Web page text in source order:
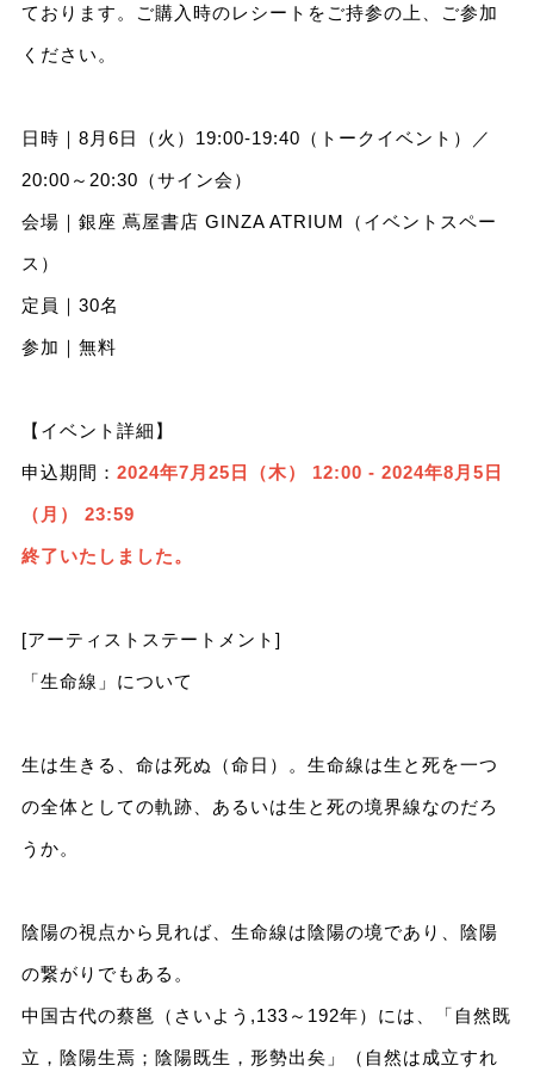
ております。ご購入時のレシートをご持参の上、ご参加
ください。
日時｜8月6日（火）19:00-19:40（トークイベント）／
20:00～20:30（サイン会）
会場｜銀座 蔦屋書店 GINZA ATRIUM（イベントスペー
ス）
定員｜30名
参加｜無料
【イベント詳細】
申込期間： 2024年7月25日（木） 12:00 - 2024年8月5日
（月） 23:59
終了いたしました。
[アーティストステートメント]
「生命線」について
生は生きる、命は死ぬ（命日）。生命線は生と死を一つ
の全体としての軌跡、あるいは生と死の境界線なのだろ
うか。
陰陽の視点から見れば、生命線は陰陽の境であり、陰陽
の繋がりでもある。
中国古代の蔡邕（さいよう,133～192年）には、「自然既
立，陰陽生焉；陰陽既生，形勢出矣」（自然は成立すれ